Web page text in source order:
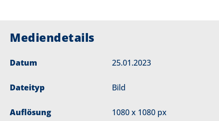
Mediendetails
Datum 25.01.2023
Dateityp Bild
Auflösung 1080 x 1080 px